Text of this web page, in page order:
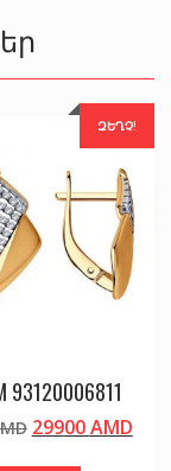
ԶԵՂՉ!
93120006811
Original
29900AMD